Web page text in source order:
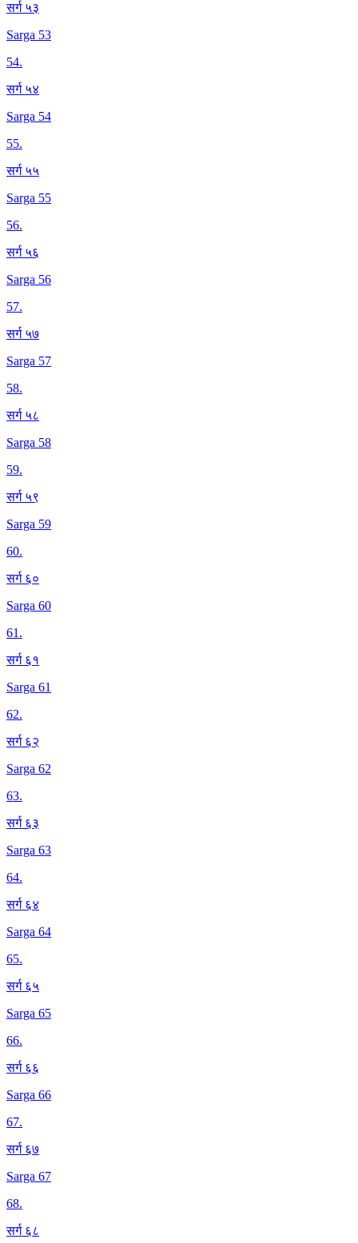
सर्ग ५३
Sarga 53
54.
सर्ग ५४
Sarga 54
55.
सर्ग ५५
Sarga 55
56.
सर्ग ५६
Sarga 56
57.
सर्ग ५७
Sarga 57
58.
सर्ग ५८
Sarga 58
59.
सर्ग ५९
Sarga 59
60.
सर्ग ६०
Sarga 60
61.
सर्ग ६१
Sarga 61
62.
सर्ग ६२
Sarga 62
63.
सर्ग ६३
Sarga 63
64.
सर्ग ६४
Sarga 64
65.
सर्ग ६५
Sarga 65
66.
सर्ग ६६
Sarga 66
67.
सर्ग ६७
Sarga 67
68.
सर्ग ६८